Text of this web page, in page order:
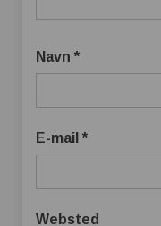
Navn *
E-mail *
Websted